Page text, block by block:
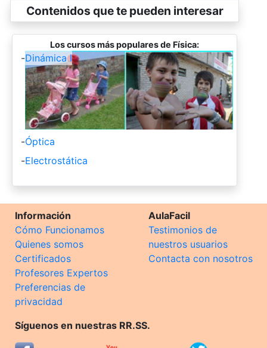
Contenidos que te pueden interesar
Los cursos más populares de Física:
-Dinámica I
-Óptica
-Electrostática
Información
Cómo Funcionamos
Quienes somos
Certificados
Profesores Expertos
Preferencias de
privacidad
AulaFacil
Testimonios de
nuestros usuarios
Contacta con nosotros
Síguenos en nuestras RR.SS.